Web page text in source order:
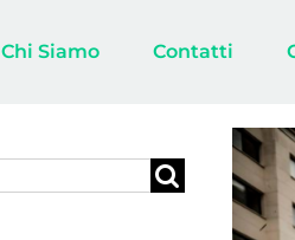
Chi Siamo Contatti